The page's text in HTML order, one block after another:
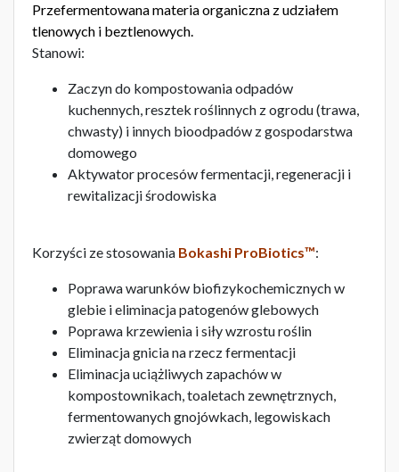
Przefermentowana materia organiczna z udziałem
tlenowych i beztlenowych.
Stanowi:
Zaczyn do kompostowania odpadów
kuchennych, resztek roślinnych z ogrodu (trawa,
chwasty) i innych bioodpadów z gospodarstwa
domowego
Aktywator procesów fermentacji, regeneracji i
rewitalizacji środowiska
Korzyści ze stosowania Bokashi ProBiotics™:
Poprawa warunków biofizykochemicznych w
glebie i eliminacja patogenów glebowych
Poprawa krzewienia i siły wzrostu roślin
Eliminacja gnicia na rzecz fermentacji
Eliminacja uciążliwych zapachów w
kompostownikach, toaletach zewnętrznych,
fermentowanych gnojówkach, legowiskach
zwierząt domowych